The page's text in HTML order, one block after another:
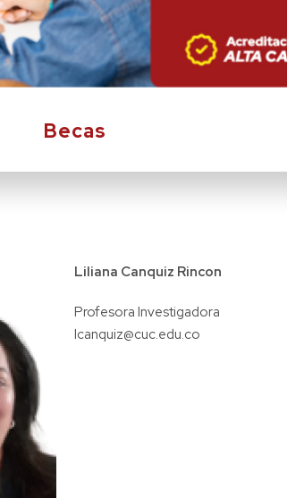
Becas
Liliana Canquiz Rincon
Profesora Investigadora
lcanquiz@cuc.edu.co